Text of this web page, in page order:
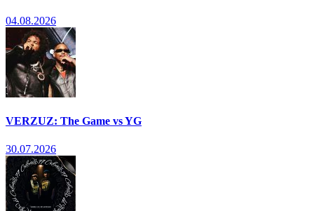
04.08.2026
VERZUZ: The Game vs YG
30.07.2026